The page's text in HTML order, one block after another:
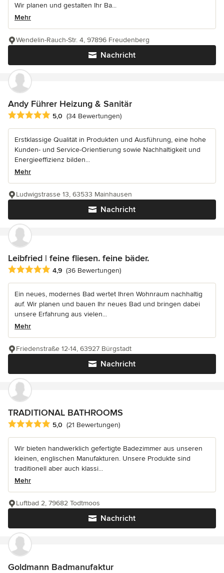
Wir planen und gestalten Ihr Ba...
Mehr
Nachricht
Wendelin-Rauch-Str. 4, 97896 Freudenberg
Andy Führer Heizung & Sanitär
Durchschnittliche Bewertung: 5 von 5 Sternen
5,0 (34 Bewertungen)
Erstklassige Qualität in Produkten und Ausführung, eine hohe
Kunden- und Service-Orientierung sowie Nachhaltigkeit und
Energieeffizienz bilden...
Mehr
Nachricht
Ludwigstrasse 13, 63533 Mainhausen
Leibfried | feine fliesen. feine bäder.
Durchschnittliche Bewertung: 4.9 von 5 Sternen
4,9 (36 Bewertungen)
Ein neues, modernes Bad wertet Ihren Wohnraum nachhaltig
auf. Wir planen und bauen Ihr neues Bad und bringen dabei
unsere Erfahrung aus vielen...
Mehr
Nachricht
Friedenstraße 12-14, 63927 Bürgstadt
TRADITIONAL BATHROOMS
Durchschnittliche Bewertung: 5 von 5 Sternen
5,0 (21 Bewertungen)
Wir bieten handwerklich gefertigte Badezimmer aus unseren
kleinen, englischen Manufakturen. Unsere Produkte sind
traditionell aber auch klassi...
Mehr
Nachricht
Luftbad 2, 79682 Todtmoos
Goldmann Badmanufaktur